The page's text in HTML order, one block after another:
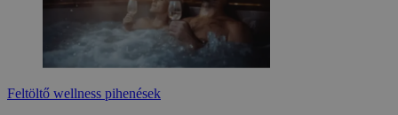
Feltöltő wellness pihenések